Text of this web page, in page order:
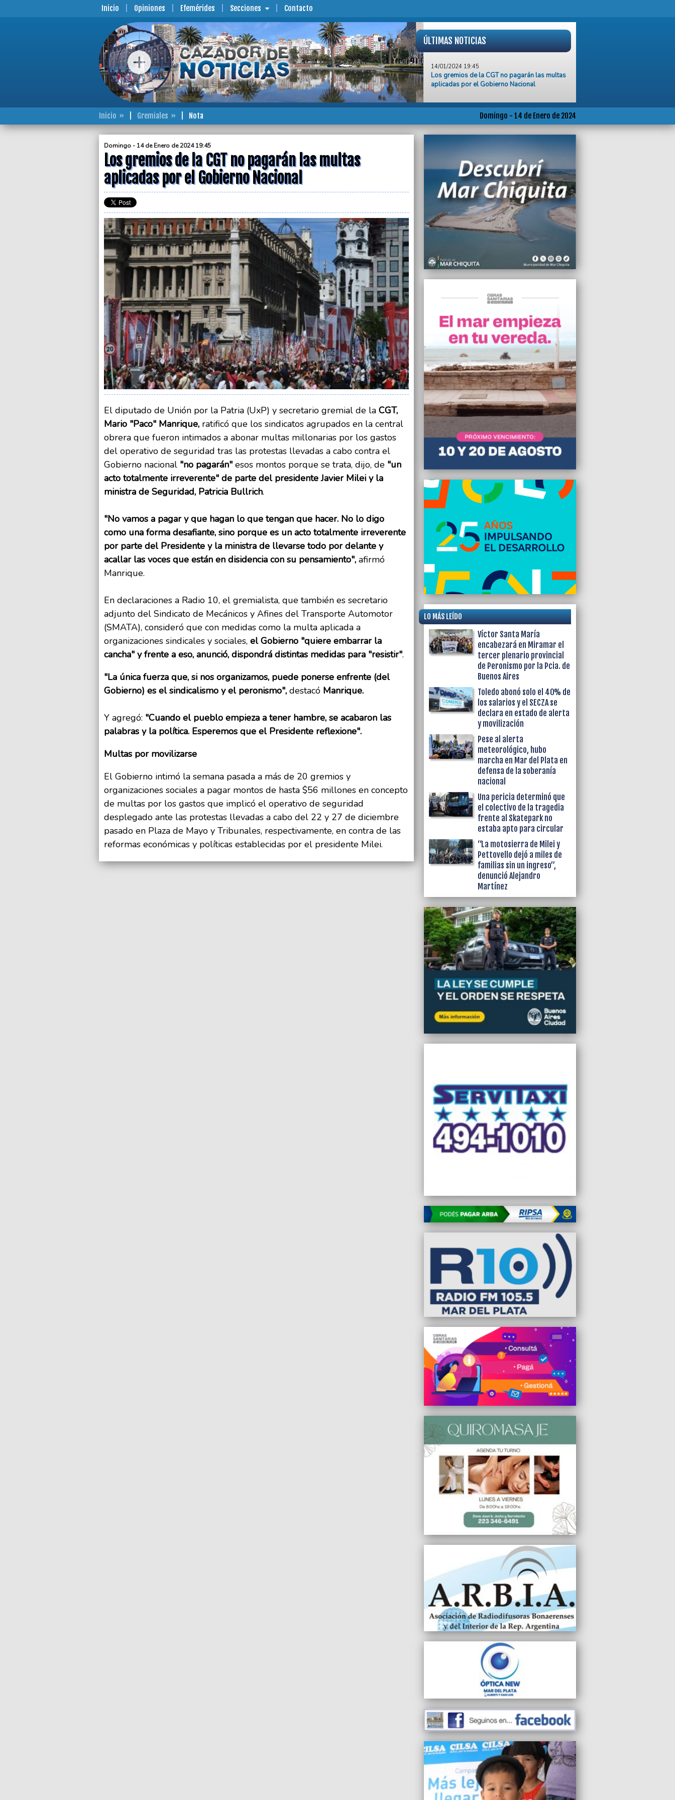
Inicio Opiniones Efemérides Secciones Contacto
ÚLTIMAS NOTICIAS
Los gremios de la CGT no pagarán las multas
aplicadas por el Gobierno Nacional
“El crecimiento de la zona sur exige que el
Estado municipal realice obras de
mejoramiento”, sostuvo el edil de UP Diego
García
reunió con el ministro Alonso
14/01/2024 08:34
Un hombre fue asesinado a puñaladas en Mar
del Plata
14/01/2024 06:13
Francos advirtió que si la ley Bases no se
aprueba "se va a ajustar de otra manera"
14/01/2024 05:57
“El plenario de la Militancia trajo mucha
claridad sobre una acción política necesaria”,
manifestó Gustavo Pulti
14/01/2024 04:34
caída interanual del 18,3%
13/01/2024 20:31
“El narcomenudeo es la principal causa del
crecimiento de los delitos en Mar del Plata”,
afirmó Martín Rivera del Foro Municipal de
Seguridad
13/01/2024 18:44
Designan al nuevo director del Pami en Mar
del Plata
13/01/2024 17:56
Según UTHGRA Mar del Plata, hubo consumo
"flojo" y estadías cortas en la primera
quincena de enero
Domingo - 14 de Enero de 2024
Inicio Gremiales Nota
Domingo - 14 de Enero de 2024 19:45
Los gremios de la CGT no pagarán las multas
aplicadas por el Gobierno Nacional
El diputado de Unión por la Patria (UxP) y secretario gremial de la CGT,
Mario "Paco" Manrique, ratificó que los sindicatos agrupados en la central
obrera que fueron intimados a abonar multas millonarias por los gastos
del operativo de seguridad tras las protestas llevadas a cabo contra el
Gobierno nacional "no pagarán" esos montos porque se trata, dijo, de "un
acto totalmente irreverente" de parte del presidente Javier Milei y la
ministra de Seguridad, Patricia Bullrich.
"No vamos a pagar y que hagan lo que tengan que hacer. No lo digo
como una forma desafiante, sino porque es un acto totalmente irreverente
por parte del Presidente y la ministra de llevarse todo por delante y
acallar las voces que están en disidencia con su pensamiento", afirmó
Manrique.
En declaraciones a Radio 10, el gremialista, que también es secretario
adjunto del Sindicato de Mecánicos y Afines del Transporte Automotor
(SMATA), consideró que con medidas como la multa aplicada a
organizaciones sindicales y sociales, el Gobierno "quiere embarrar la
cancha" y frente a eso, anunció, dispondrá distintas medidas para "resistir".
"La única fuerza que, si nos organizamos, puede ponerse enfrente (del
Gobierno) es el sindicalismo y el peronismo", destacó Manrique.
Y agregó: "Cuando el pueblo empieza a tener hambre, se acabaron las
palabras y la política. Esperemos que el Presidente reflexione".
Multas por movilizarse
El Gobierno intimó la semana pasada a más de 20 gremios y
organizaciones sociales a pagar montos de hasta $56 millones en concepto
de multas por los gastos que implicó el operativo de seguridad
desplegado ante las protestas llevadas a cabo del 22 y 27 de diciembre
pasado en Plaza de Mayo y Tribunales, respectivamente, en contra de las
reformas económicas y políticas establecidas por el presidente Milei.
LO MÁS LEÍDO
Víctor Santa María
encabezará en Miramar el
tercer plenario provincial
de Peronismo por la Pcia. de
Buenos Aires
Toledo abonó solo el 40% de
los salarios y el SECZA se
declara en estado de alerta
y movilización
Pese al alerta
meteorológico, hubo
marcha en Mar del Plata en
defensa de la soberanía
nacional
Una pericia determinó que
el colectivo de la tragedia
frente al Skatepark no
estaba apto para circular
“La motosierra de Milei y
Pettovello dejó a miles de
familias sin un ingreso”,
denunció Alejandro
Martínez